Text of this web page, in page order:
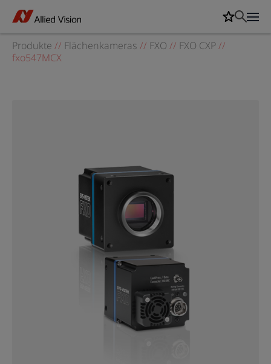
Produkte // Flächenkameras // FXO // FXO CXP//
fxo547MCX